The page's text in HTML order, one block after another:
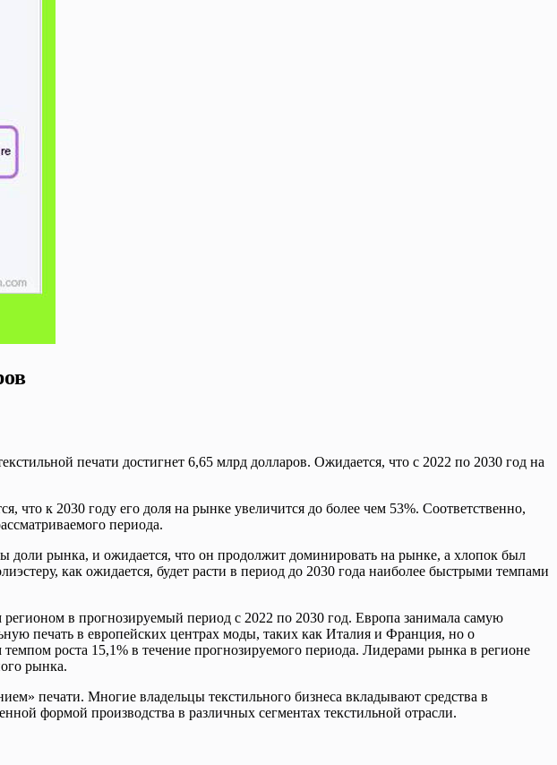
печати достигнет 6,65 млрд долларов. Ожидается, что с 2022 по 2030 год на
к 2030 году его доля на рынке увеличится до более чем 53%. Соответственно,
периода.
доли рынка, и ожидается, что он продолжит доминировать на рынке, а хлопок был
как ожидается, будет расти в период до 2030 года наиболее быстрыми темпами
в прогнозируемый период с 2022 по 2030 год. Европа занимала самую
печать в европейских центрах моды, таких как Италия и Франция, но о
роста 15,1% в течение прогнозируемого периода. Лидерами рынка в регионе
рынка.
печати. Многие владельцы текстильного бизнеса вкладывают средства в
формой производства в различных сегментах текстильной отрасли.